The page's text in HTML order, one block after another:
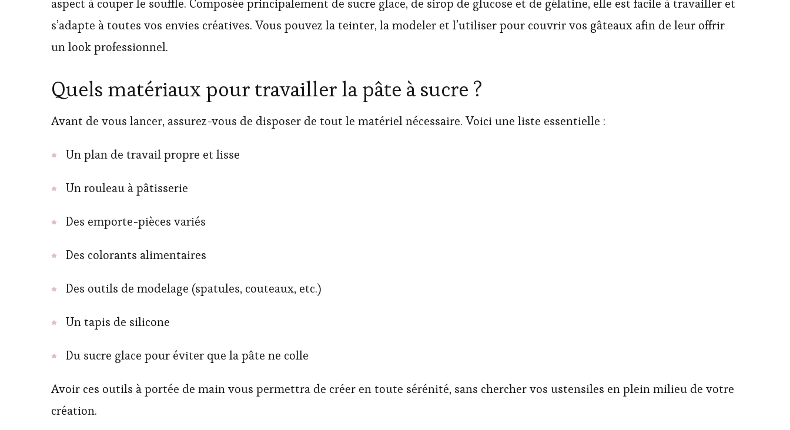
aspect à couper le souffle. Composée principalement de sucre glace, de sirop de glucose et de gélatine, elle est facile à travailler et
s’adapte à toutes vos envies créatives. Vous pouvez la teinter, la modeler et l’utiliser pour couvrir vos gâteaux afin de leur offrir
un look professionnel.
Quels matériaux pour travailler la pâte à sucre ?
Avant de vous lancer, assurez-vous de disposer de tout le matériel nécessaire. Voici une liste essentielle :
Un plan de travail propre et lisse
Un rouleau à pâtisserie
Des emporte-pièces variés
Des colorants alimentaires
Des outils de modelage (spatules, couteaux, etc.)
Un tapis de silicone
Du sucre glace pour éviter que la pâte ne colle
Avoir ces outils à portée de main vous permettra de créer en toute sérénité, sans chercher vos ustensiles en plein milieu de votre
création.